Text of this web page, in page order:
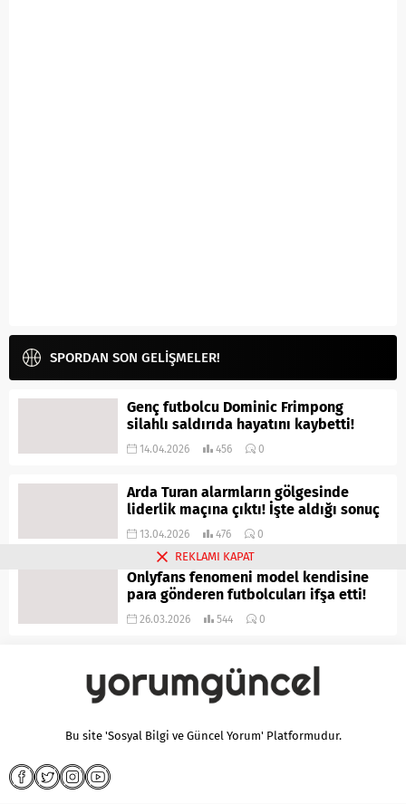
SPORDAN SON GELİŞMELER!
Genç futbolcu Dominic Frimpong
silahlı saldırıda hayatını kaybetti!
14.04.2026 456 0
Arda Turan alarmların gölgesinde
liderlik maçına çıktı! İşte aldığı sonuç
13.04.2026 476 0
Onlyfans fenomeni model kendisine
para gönderen futbolcuları ifşa etti!
26.03.2026 544 0
Bu site 'Sosyal Bilgi ve Güncel Yorum' Platformudur.
REKLAMI KAPAT